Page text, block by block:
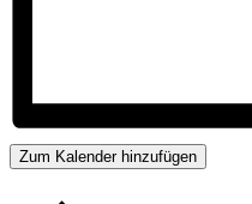
Zum Kalender hinzufügen